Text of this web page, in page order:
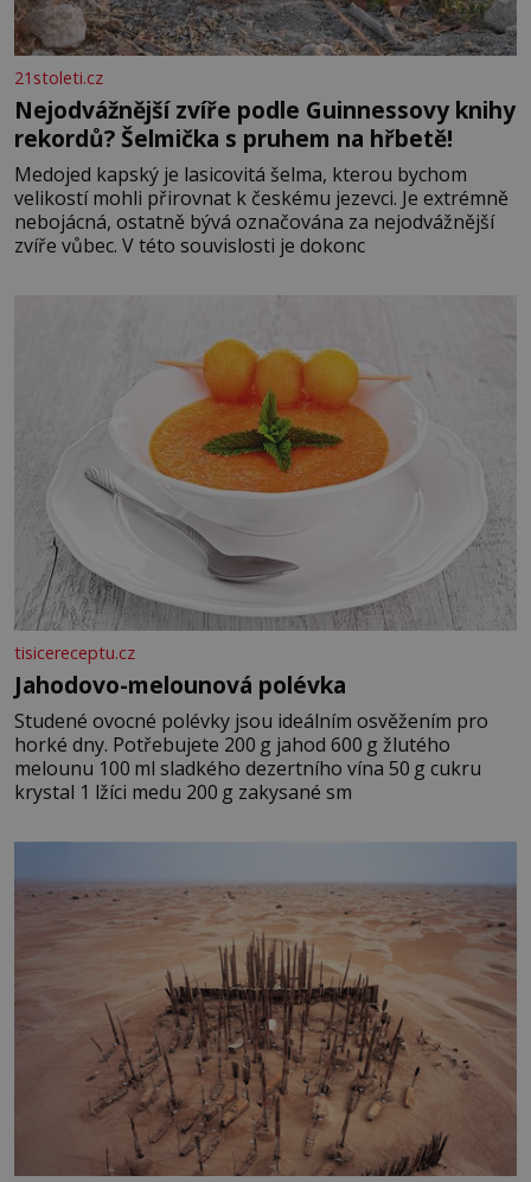
21stoleti.cz
Nejodvážnější zvíře podle Guinnessovy knihy
rekordů? Šelmička s pruhem na hřbetě!
Medojed kapský je lasicovitá šelma, kterou bychom
velikostí mohli přirovnat k českému jezevci. Je extrémně
nebojácná, ostatně bývá označována za nejodvážnější
zvíře vůbec. V této souvislosti je dokonc
tisicereceptu.cz
Jahodovo-melounová polévka
Studené ovocné polévky jsou ideálním osvěžením pro
horké dny. Potřebujete 200 g jahod 600 g žlutého
melounu 100 ml sladkého dezertního vína 50 g cukru
krystal 1 lžíci medu 200 g zakysané sm